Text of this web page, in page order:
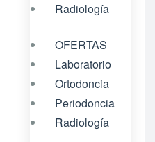
Radiología
OFERTAS
Laboratorio
Ortodoncia
Periodoncia
Radiología